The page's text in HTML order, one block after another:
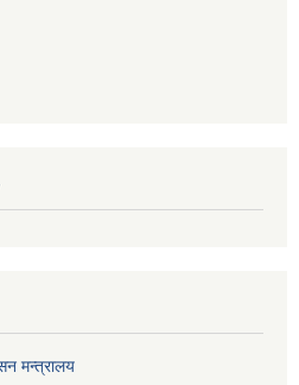
मन्त्रालय